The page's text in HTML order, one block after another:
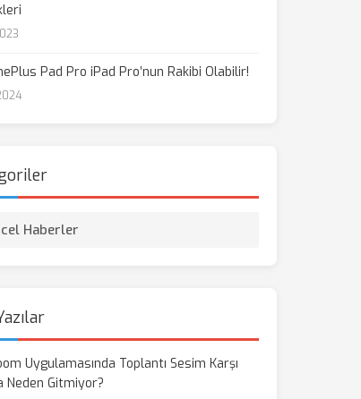
Pad Pro iPad Pro’nun Rakibi Olabilir!
Haberler
Uygulamasında Toplantı Sesim Karşı
Neden Gitmiyor?